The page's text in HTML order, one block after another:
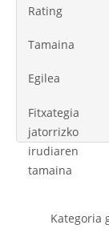
Rating
Tamaina
Egilea
Fitxategia
jatorrizko
irudiaren
tamaina
Kategoria